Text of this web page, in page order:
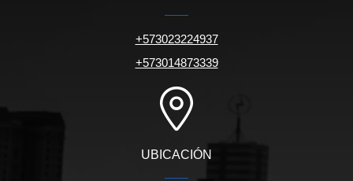
+573023224937
+573014873339
UBICACIÓN